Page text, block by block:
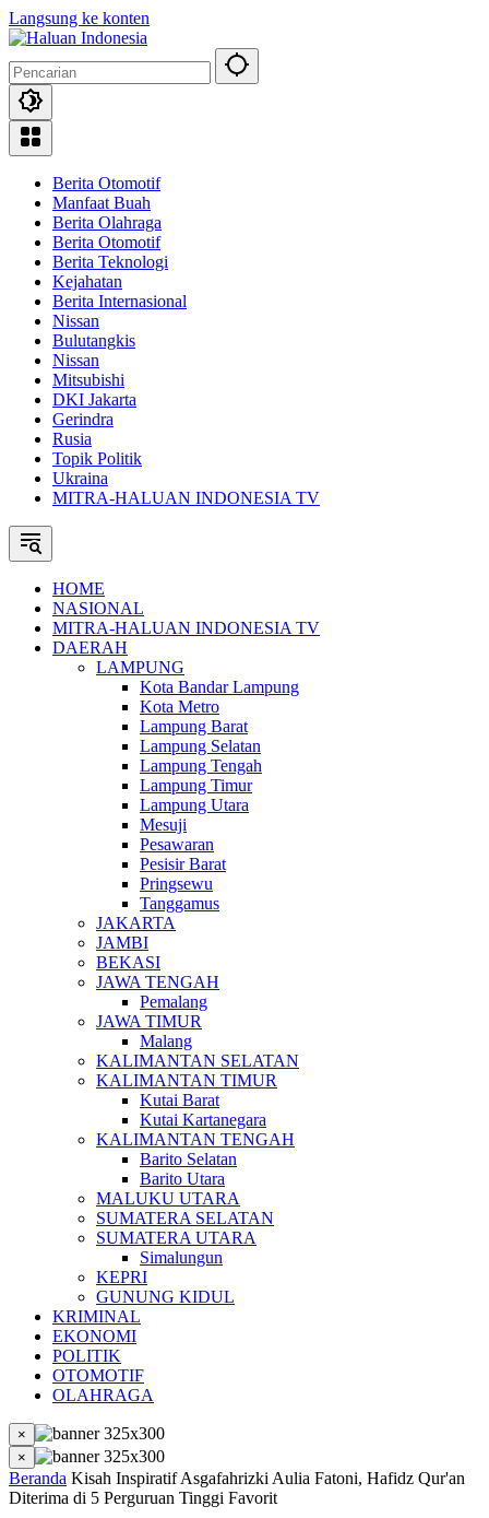
Langsung ke konten
Berita Otomotif
Manfaat Buah
Berita Olahraga
Berita Otomotif
Berita Teknologi
Kejahatan
Berita Internasional
Nissan
Bulutangkis
Nissan
Mitsubishi
DKI Jakarta
Gerindra
Rusia
Topik Politik
Ukraina
MITRA-HALUAN INDONESIA TV
HOME
NASIONAL
MITRA-HALUAN INDONESIA TV
DAERAH
LAMPUNG
Kota Bandar Lampung
Kota Metro
Lampung Barat
Lampung Selatan
Lampung Tengah
Lampung Timur
Lampung Utara
Mesuji
Pesawaran
Pesisir Barat
Pringsewu
Tanggamus
JAKARTA
JAMBI
BEKASI
JAWA TENGAH
Pemalang
JAWA TIMUR
Malang
KALIMANTAN SELATAN
KALIMANTAN TIMUR
Kutai Barat
Kutai Kartanegara
KALIMANTAN TENGAH
Barito Selatan
Barito Utara
MALUKU UTARA
SUMATERA SELATAN
SUMATERA UTARA
Simalungun
KEPRI
GUNUNG KIDUL
KRIMINAL
EKONOMI
POLITIK
OTOMOTIF
OLAHRAGA
×
×
Beranda Kisah Inspiratif Asgafahrizki Aulia Fatoni, Hafidz Qur'an
Diterima di 5 Perguruan Tinggi Favorit